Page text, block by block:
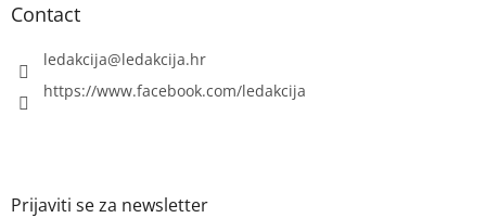
Contact
ledakcija@ledakcija.hr
https://www.facebook.com/ledakcija